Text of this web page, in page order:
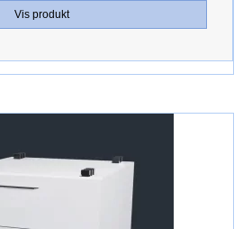
Vis produkt